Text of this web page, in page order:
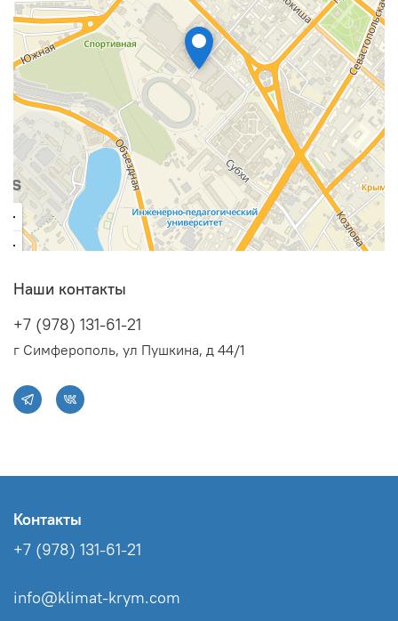
Наши контакты
+7 (978) 131-61-21
г Симферополь, ул Пушкина, д 44/1
Контакты
+7 (978) 131-61-21
info@klimat-krym.com